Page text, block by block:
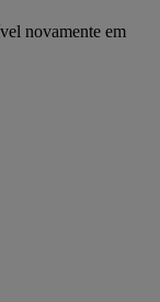
novamente em